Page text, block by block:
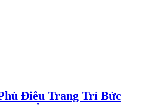
Điêu Trang Trí Bức